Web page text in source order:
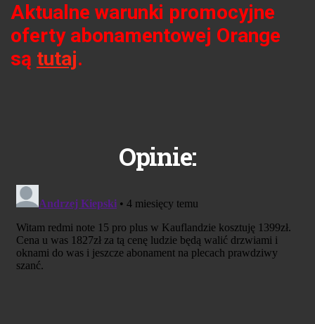
Aktualne warunki promocyjne
oferty abonamentowej Orange
są tutaj.
Opinie: